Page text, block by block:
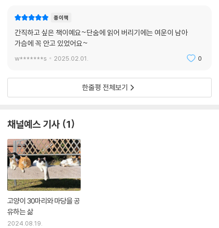
종이책
간직하고 싶은 책이예요~단숨에 읽어 버리기에는 여운이 남아
가슴에 꼭 안고 있었어요~
w*******s 2025.02.01. 0
한줄평 전체보기
채널예스 기사 1
고양이 30마리와 마당을 공
유하는 삶
2024.08.19.